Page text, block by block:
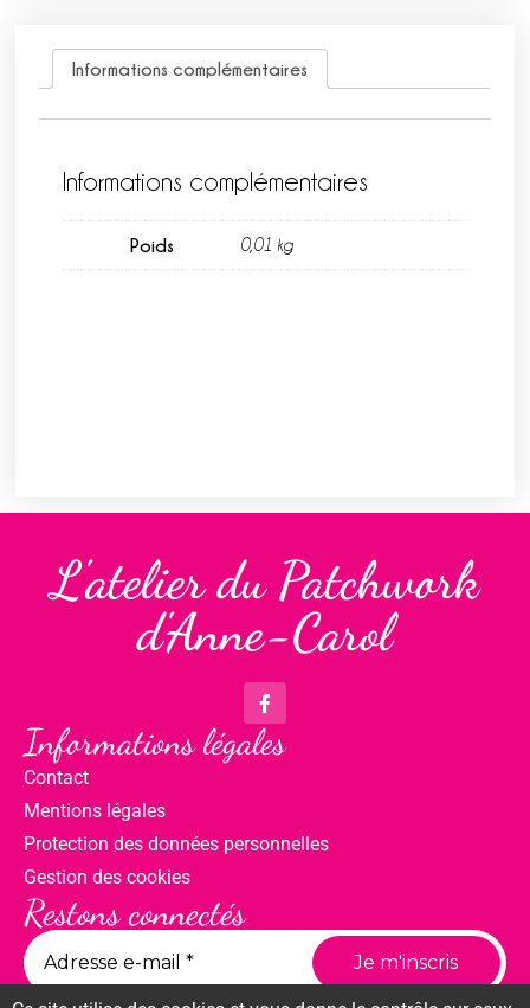
Informations complémentaires
Informations complémentaires
Poids 0,01 kg
L'atelier du Patchwork
d'Anne-Carol
Informations légales
Contact
Mentions légales
Protection des données personnelles
Gestion des cookies
Restons connectés